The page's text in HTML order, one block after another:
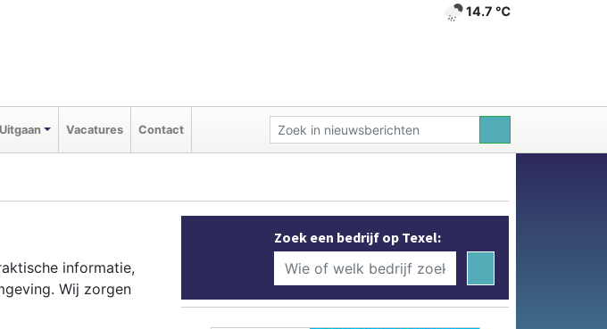
14.7 ℃
Uitgaan Vacatures Contact
informatie,
Wij zorgen
Zoek een bedrijf op Texel: